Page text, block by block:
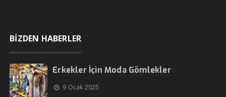
BİZDEN HABERLER
Erkekler İçin Moda Gömlekler
9 Ocak 2025